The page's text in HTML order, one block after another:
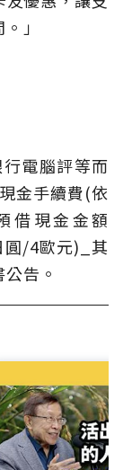
」
電腦評等而
金手續費(依
借現金金額
/4歐元)_其
告。